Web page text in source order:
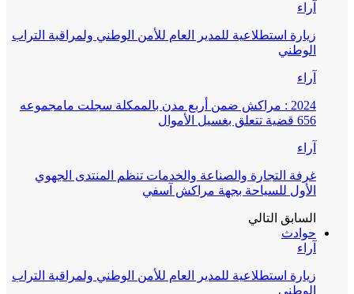
آراء
زيارة استطلاعية للمدير العام للأمن الوطني ولمراقبة التراب
الوطني
آراء
2024 : مراكش ضمن أربع مدن بالممكلة سجلت مامجموعه
656 قضية تتعلق بغسيل الأموال
آراء
غرفة التجارة والصناعة والخدمات تنظم المنتدى الجهوي
الأول للسياحة بجهة مراكش آسفي
السابق التالي
حوادث
آراء
زيارة استطلاعية للمدير العام للأمن الوطني ولمراقبة التراب
الوطني